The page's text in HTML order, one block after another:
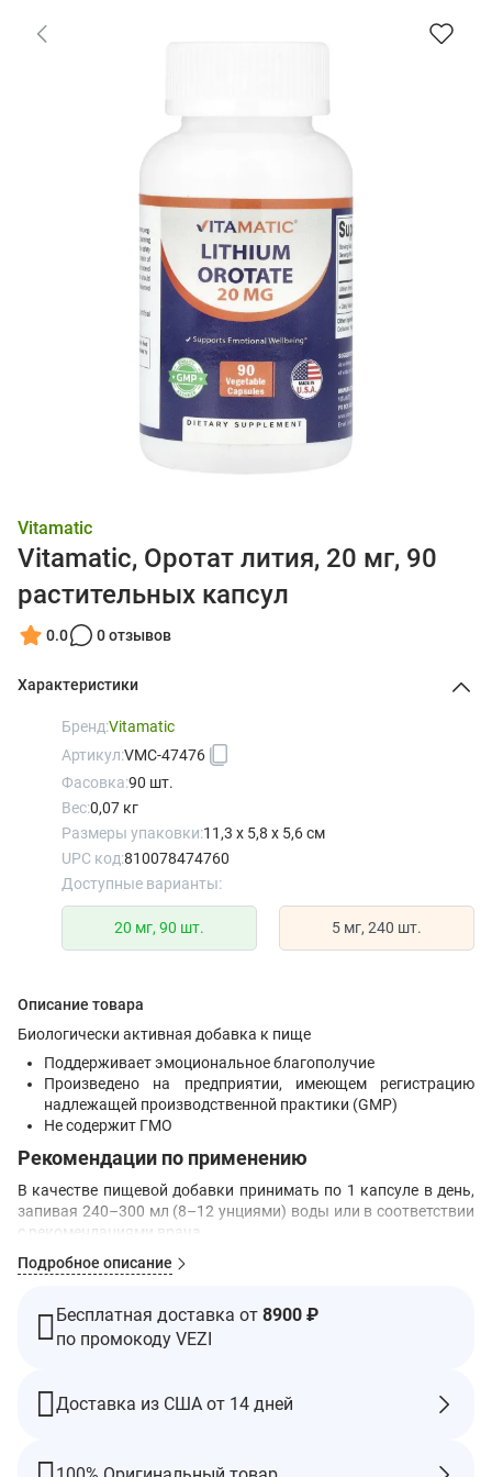
Vitamatic
Vitamatic, Оротат лития, 20 мг, 90
растительных капсул
0.0 0 отзывов
Характеристики
Бренд:Vitamatic
Артикул:VMC-47476
Фасовка:90 шт.
Вес:0,07 кг
Размеры упаковки:11,3 x 5,8 x 5,6 см
UPC код:810078474760
Доступные варианты:
20 мг, 90 шт. 5 мг, 240 шт.
Описание товара
Биологически активная добавка к пище
Поддерживает эмоциональное благополучие
Произведено на предприятии, имеющем регистрацию
надлежащей производственной практики (GMP)
Не содержит ГМО
Рекомендации по применению
В качестве пищевой добавки принимать по 1 капсуле в день,
запивая 240–300 мл (8–12 унциями) воды или в соответствии
с рекомендациями врача.
Предупреждения
грудью, приема каких-либо препаратов или при планировании
медицинских процедур следует проконсультироваться с
врачом. Не используйте, если защитная пленка повреждена
Хранить в сухом и прохладном месте. Не следует превышать
рекомендуемую дозировку. Прием пищевых добавок не может
Подробное описание
Бесплатная доставка от 8900 ₽
по промокоду VEZI
Доставка из США от 14 дней